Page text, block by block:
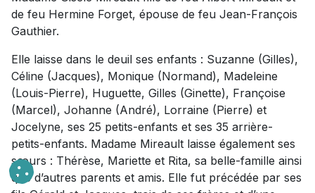
de feu Hermine Forget, épouse de feu Jean-François
Gauthier.
Elle laisse dans le deuil ses enfants : Suzanne (Gilles),
Céline (Jacques), Monique (Normand), Madeleine
(Louis-Pierre), Huguette, Gilles (Ginette), Françoise
(Marcel), Johanne (André), Lorraine (Pierre) et
Jocelyne, ses 25 petits-enfants et ses 35 arrière-
petits-enfants. Madame Mireault laisse également ses
sœurs : Thérèse, Mariette et Rita, sa belle-famille ainsi
que d’autres parents et amis. Elle fut précédée par ses